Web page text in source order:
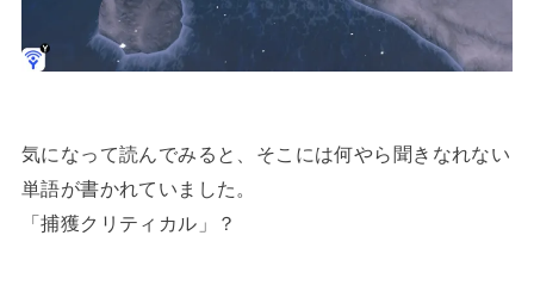
気になって読んでみると、そこには何やら聞きなれない
単語が書かれていました。
「捕獲クリティカル」？